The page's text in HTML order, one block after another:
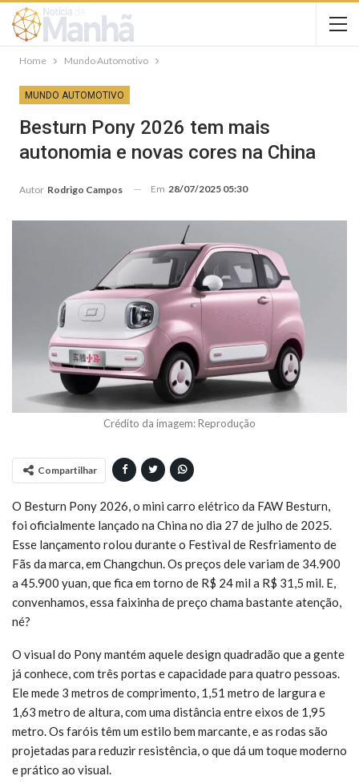
Home Mundo Automotivo
MUNDO AUTOMOTIVO
Besturn Pony 2026 tem mais
autonomia e novas cores na China
Autor Rodrigo Campos Em 28/07/2025 05:30
Crédito da imagem: Reprodução
Compartilhar
O Besturn Pony 2026, o mini carro elétrico da FAW Besturn,
foi oficialmente lançado na China no dia 27 de julho de 2025.
Esse lançamento rolou durante o Festival de Resfriamento de
Fãs da marca, em Changchun. Os preços dele variam de 34.900
a 45.900 yuan, que fica em torno de R$ 24 mil a R$ 31,5 mil. E,
convenhamos, essa faixinha de preço chama bastante atenção,
né?
O visual do Pony mantém aquele design quadradão que a gente
já conhece, com três portas e capacidade para quatro pessoas.
Ele mede 3 metros de comprimento, 1,51 metro de largura e
1,63 metro de altura, com uma distância entre eixos de 1,95
metro. Os faróis têm um estilo bem marcante, e as rodas são
projetadas para reduzir resistência, o que dá um toque moderno
e prático ao visual.